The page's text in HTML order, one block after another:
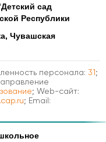
сад
Республики
Чувашская
персонала: 31;
; Web-сайт:
; Email: